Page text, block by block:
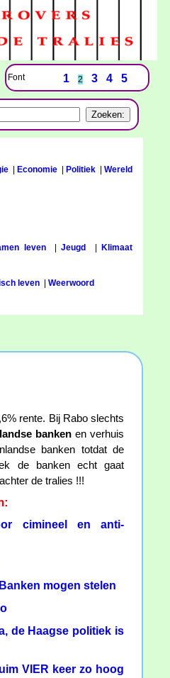
Font 1 2 3 4 5
Economie Politiek Wereld
leven|Jeugd Klimaat
leven Weerwoord
rente. Bij Rabo slechts
bankenen verhuis
banken totdat de
de banken echt gaat
de tralies !!!
cimineel en anti-
Banken mogen stelen
de Haagse politiek is
VIER keer zo hoog